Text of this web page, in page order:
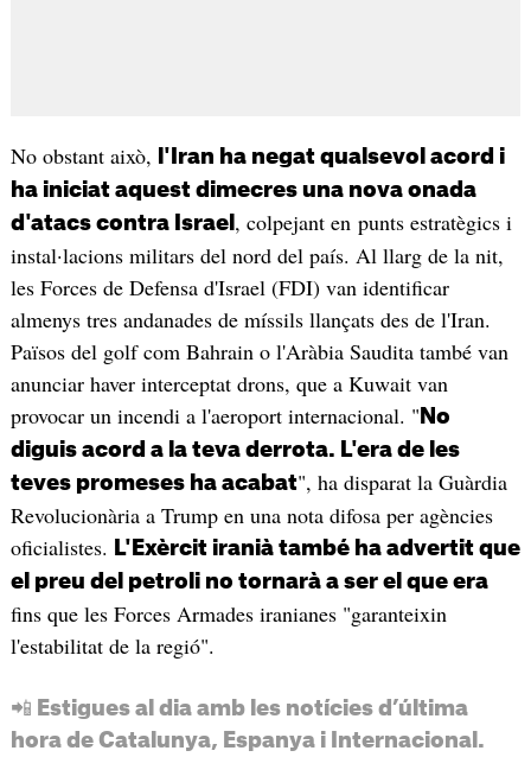
No obstant això,
l'Iran ha negat qualsevol acord i
ha iniciat aquest dimecres una nova onada
d'atacs contra Israel , colpejant en punts estratègics i
instal·lacions militars del nord del país. Al llarg de la nit,
les Forces de Defensa d'Israel (FDI) van identificar
almenys tres andanades de míssils llançats des de l'Iran.
Països del golf com Bahrain o l'Aràbia Saudita també van
anunciar haver interceptat drons, que a Kuwait van
provocar un incendi a l'aeroport internacional. " No
diguis acord a la teva derrota. L'era de les
teves promeses ha acabat", ha disparat la Guàrdia
Revolucionària a Trump en una nota difosa per agències
oficialistes.
L'Exèrcit iranià també ha advertit que
el preu del petroli no tornarà a ser el que era
fins que les Forces Armades iranianes "garanteixin
l'estabilitat de la regió".
📲 Estigues al dia amb les notícies d’última
hora de Catalunya, Espanya i Internacional.